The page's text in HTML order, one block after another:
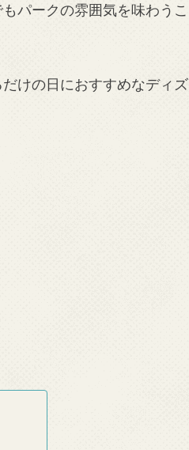
パークの雰囲気を味わうこ
けの日におすすめなディズ